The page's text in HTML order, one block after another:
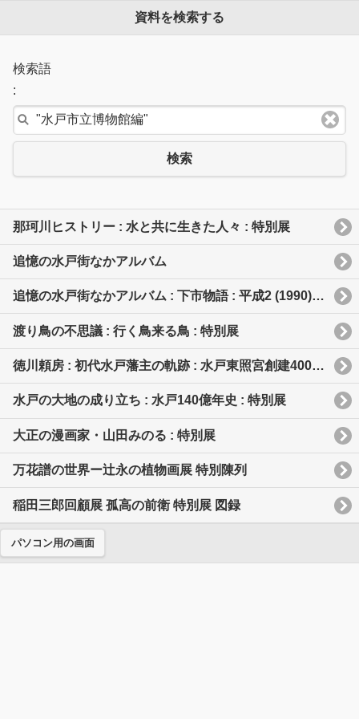
資料を検索する
検索語
:
検索
那珂川ヒストリー : 水と共に生きた人々 : 特別展
追憶の水戸街なかアルバム
追憶の水戸街なかアルバム : 下市物語 : 平成2 (1990) 年ごろのハミングロード
渡り鳥の不思議 : 行く鳥来る鳥 : 特別展
徳川頼房 : 初代水戸藩主の軌跡 : 水戸東照宮創建400年記念特別展
水戸の大地の成り立ち : 水戸140億年史 : 特別展
大正の漫画家・山田みのる : 特別展
万花譜の世界ー辻永の植物画展 特別陳列
稲田三郎回顧展 孤高の前衛 特別展 図録
パソコン用の画面